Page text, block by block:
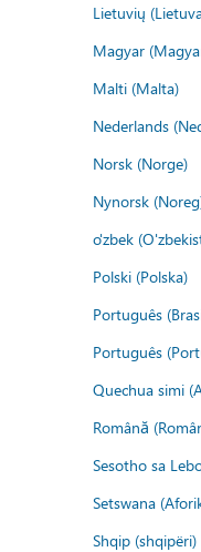
Lietuvių
Magyar
Malti (Malta)
Nederlands
Norsk (Norge)
Nynorsk
o'zbek
Polski (Polska)
Português
Português
Quechua simi
Română
Sesotho sa
Setswana
Shqip (shqipëri)